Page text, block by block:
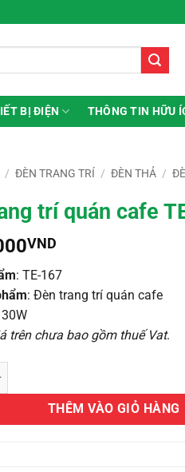
BỊ ĐIỆN THÔNG TIN HỮU
/ ĐÈN TRANG TRÍ / ĐÈN THẢ /
trí quán cafe
VND
: TE-167
: Đèn trang trí quán cafe
30W
trên chưa bao gồm thuế Vat.
quán cafe TE-167 số lượng
THÊM VÀO GIỎ HÀNG